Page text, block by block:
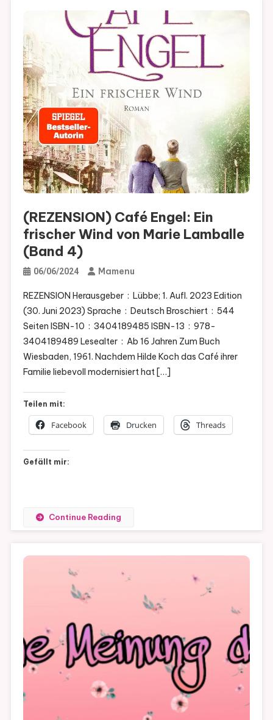
(REZENSION) Café Engel: Ein
frischer Wind von Marie Lamballe
(Band 4)
06/06/2024 Mamenu
REZENSION Herausgeber ‏ : ‎ Lübbe; 1. Aufl. 2023 Edition
(30. Juni 2023) Sprache ‏ : ‎ Deutsch Broschiert ‏ : ‎ 544
Seiten ISBN-10 ‏ : ‎ 3404189485 ISBN-13 ‏ : ‎ 978-
3404189489 Lesealter ‏ : ‎ Ab 16 Jahren Zum Buch
Wiesbaden, 1961. Nachdem Hilde Koch das Café ihrer
Familie liebevoll modernisiert hat […]
Teilen mit:
Facebook Drucken Threads
Gefällt mir:
Continue Reading